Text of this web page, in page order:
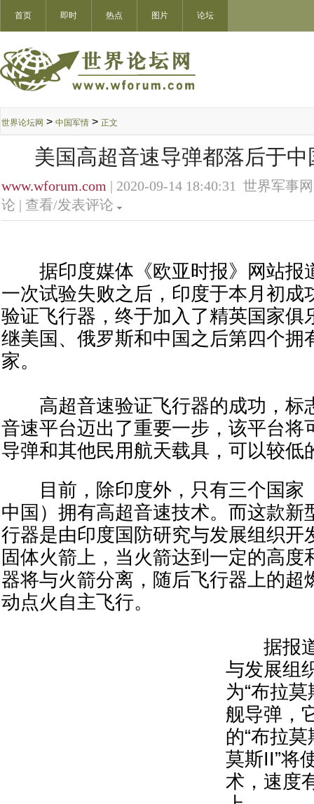
首页 即时 热点 图片 论坛
世界论坛网 > 中国军情 > 正文
美国高超音速导弹都落后于
www.wforum.com | 2020-09-14 18:40:31 世界军事
论 | 查看/发表评论
据印度媒体《欧亚时报》网站报
一次试验失败之后，印度于本月初成
验证飞行器，终于加入了精英国家俱
继美国、俄罗斯和中国之后第四个拥
家。
高超音速验证飞行器的成功，标
音速平台迈出了重要一步，该平台将
导弹和其他民用航天载具，可以较低
目前，除印度外，只有三个国家
中国）拥有高超音速技术。而这款新
行器是由印度国防研究与发展组织开
固体火箭上，当火箭达到一定的高度
器将与火箭分离，随后飞行器上的超
动点火自主飞行。
据报道
与发展组
为“布拉
舰导弹，
的“布拉莫
莫斯II”将
术，速度